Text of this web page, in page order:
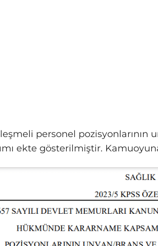
personel
ekte gösterilmiştir.